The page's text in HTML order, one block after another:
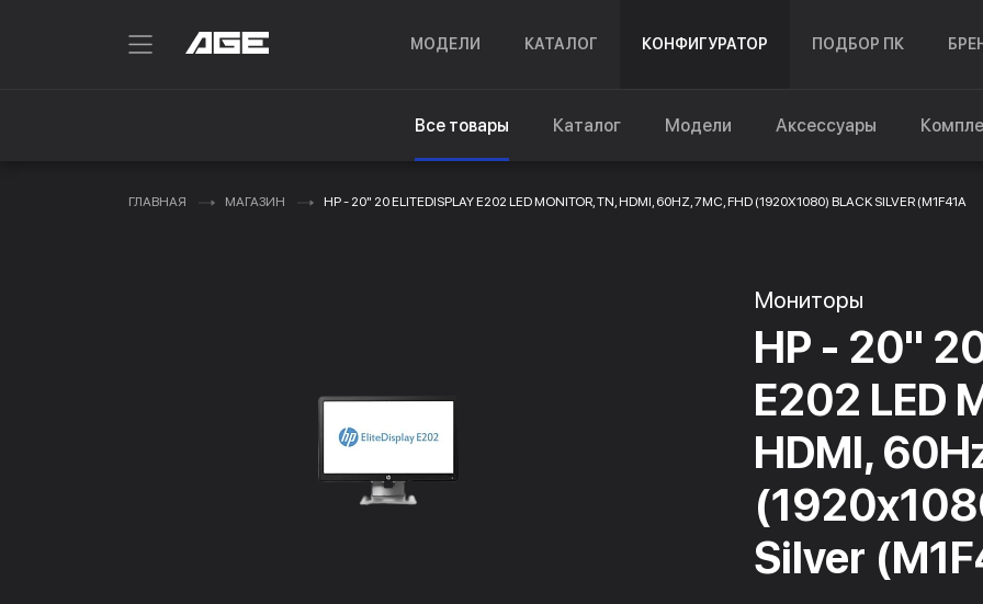
МОДЕЛИ КАТАЛОГ КОНФИГУРАТОР ПОДБОР ПК
Все товары Каталог Модели Аксессуары
ГЛАВНАЯ МАГАЗИН HP - 20" 20 ELITEDISPLAY E202 LED MONITOR, TN, HDMI, 60HZ, 7MC, FHD (1920X1080) BLACK SILVER (M1F41A
Мониторы
HP - 20"
E202 LED
HDMI,
Silver